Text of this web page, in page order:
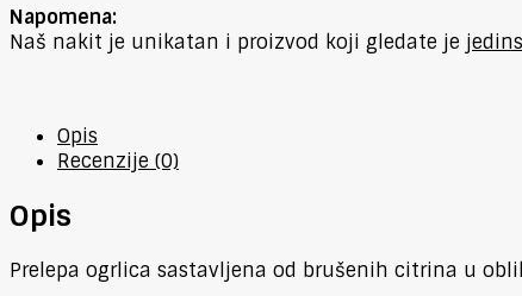
Napomena:
Naš nakit je unikatan i proizvod koji gledate je
Opis
Recenzije (0)
Opis
Prelepa ogrlica sastavljena od brušenih citrina u